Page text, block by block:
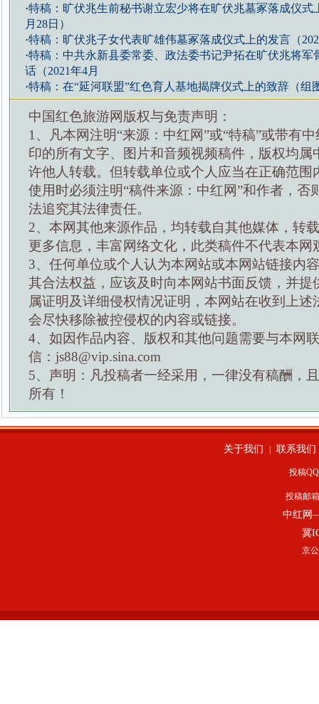
·特稿：旷伏兆生前秘书谢立宏少将在旷伏兆墓冢落成仪式
月28日）
·特稿：旷伏兆子女代表旷雄伟墓冢落成仪式上的发言（
·特稿：中共永新县委常委、政法委书记尹拓在旷伏兆将军
话（2021年4月
·特稿：在“延河联盟”红色育人基地揭牌仪式上的致辞（组
中国红色旅游网版权与免责声明：
1、凡本网注明“来源：中红网”或“特稿”或带有
印的所有文字、图片和音频视频稿件，版权均属
许他人转载。但转载单位或个人应当在正确范围
使用时必须注明“稿件来源：中红网”和作者，否
法追究其法律责任。
2、本网其他来源作品，均转载自其他媒体，转
更多信息，丰富网络文化，此类稿件不代表本网
3、任何单位或个人认为本网站或本网站链接内
其合法权益，应该及时向本网站书面反馈，并提
属证明及详细侵权情况证明，本网站在收到上述
会尽快移除被控侵权的内容或链接。
4、如因作品内容、版权和其他问题需要与本网
信：js88@vip.sina.com
5、声明：凡投稿者一经采用，一律没有稿酬，
所有！
关于我们 联系我们
投稿
投稿邮
中红网
冀
京